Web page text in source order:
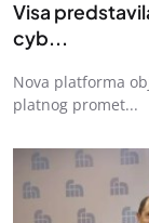
Visa
cyb...
Nova platforma
platnog promet...